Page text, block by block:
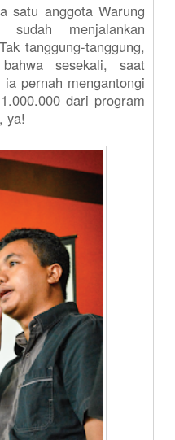
satu anggota Warung
menjalankan
tanggung-tanggung,
sesekali, saat
pernah mengantongi
dari program
ya!